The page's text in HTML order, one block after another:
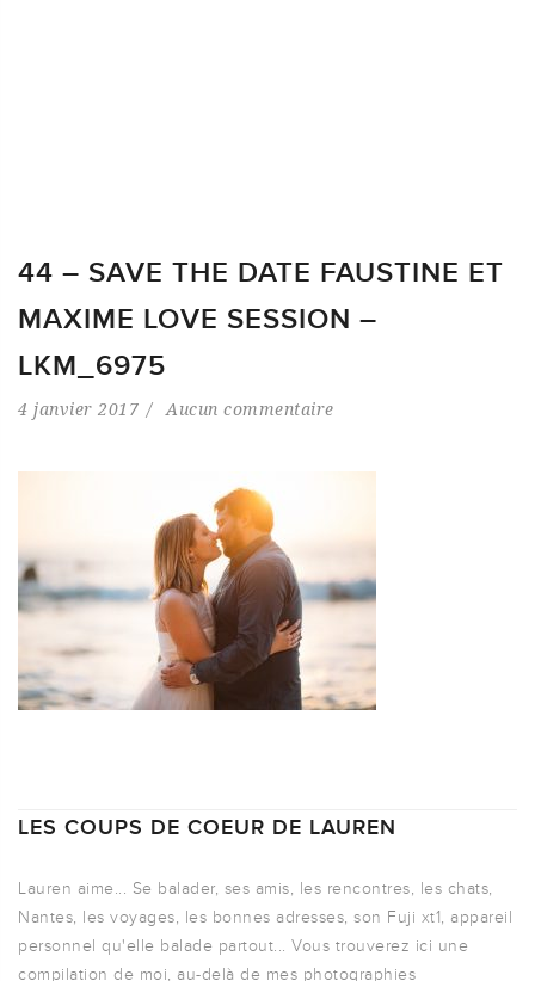
44 – SAVE THE DATE FAUSTINE ET
MAXIME LOVE SESSION –
LKM_6975
4 janvier 2017 Aucun commentaire
LES COUPS DE COEUR DE LAUREN
Lauren aime... Se balader, ses amis, les rencontres, les chats,
Nantes, les voyages, les bonnes adresses, son Fuji xt1, appareil
personnel qu'elle balade partout... Vous trouverez ici une
compilation de moi, au-delà de mes photographies